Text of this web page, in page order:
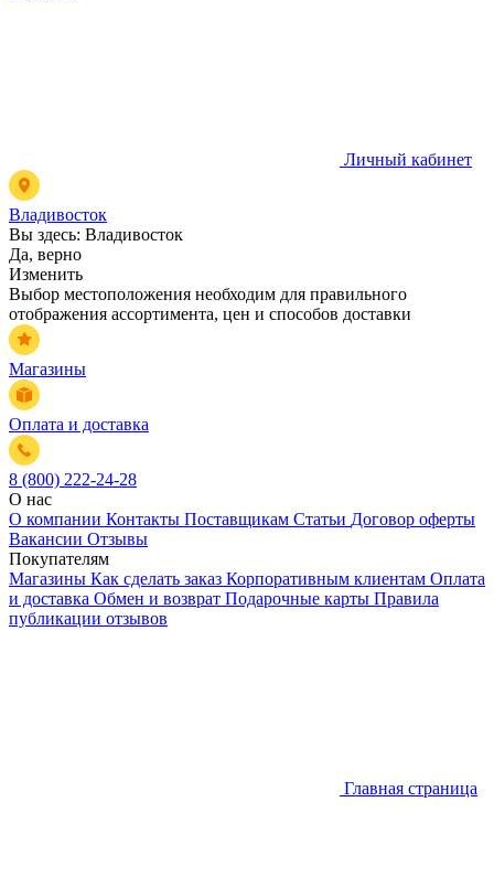
Личный кабинет
Владивосток
Вы здесь: Владивосток
Да, верно
Изменить
Выбор местоположения необходим для правильного
отображения ассортимента, цен и способов доставки
Магазины
Оплата и доставка
8 (800) 222-24-28
О нас
О компании Контакты Поставщикам Статьи Договор оферты
Вакансии Отзывы
Покупателям
Магазины Как сделать заказ Корпоративным клиентам Оплата
и доставка Обмен и возврат Подарочные карты Правила
публикации отзывов
Главная страница